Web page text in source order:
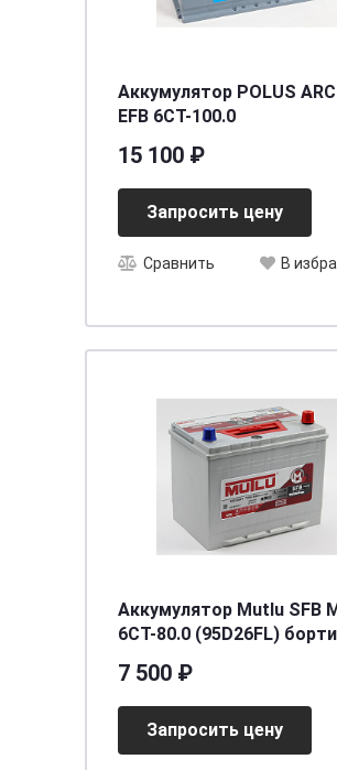
Аккумулятор POLUS
EFB 6СТ-100.0
15 100 ₽
Запросить цену
Сравнить В
Аккумулятор Mutlu SFB
6СТ-80.0 (95D26FL)
7 500 ₽
Запросить цену